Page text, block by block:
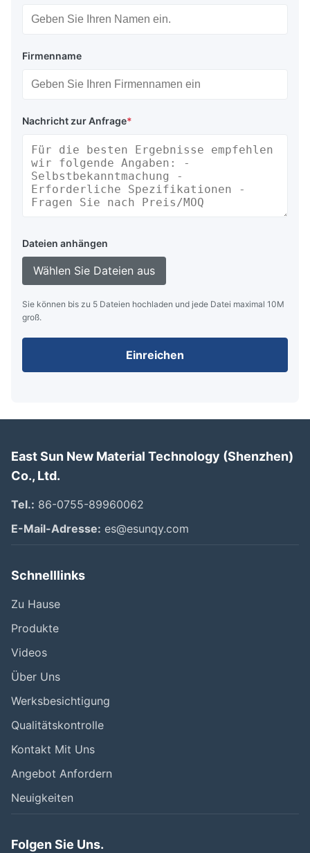
Firmenname
Nachricht zur Anfrage*
Dateien anhängen
Wählen Sie Dateien aus
Sie können bis zu 5 Dateien hochladen und jede Datei maximal 10M
groß.
Einreichen
East Sun New Material Technology (Shenzhen)
Co., Ltd.
Tel.: 86-0755-89960062
E-Mail-Adresse: es@esunqy.com
Schnelllinks
Zu Hause
Produkte
Videos
Über Uns
Werksbesichtigung
Qualitätskontrolle
Kontakt Mit Uns
Angebot Anfordern
Neuigkeiten
Folgen Sie Uns.